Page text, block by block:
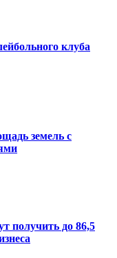
клуба
земель с
получить до 86,5